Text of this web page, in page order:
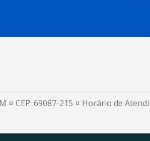
¤ CEP: 69087-215 ¤ Horário de